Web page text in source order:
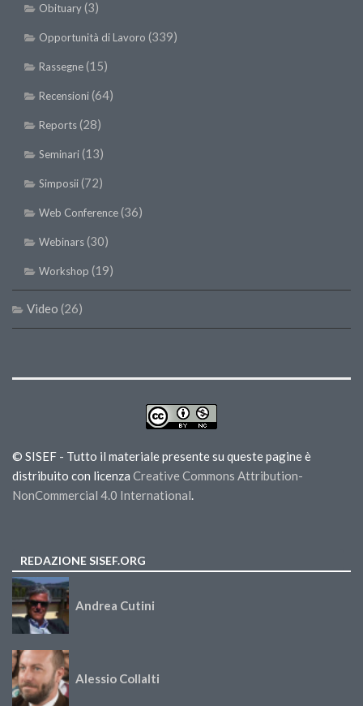
SISEF Notebook (Rassegna Stampa)
SISEF Eventi
SISEF@Facebook
Credits
Obituary(3)
Opportunità di Lavoro (339)
Rassegne(15)
Recensioni(64)
Reports(28)
Seminari(13)
Simposii(72)
Web Conference(36)
Webinars(30)
Workshop (19)
Video (26)
© SISEF - Tutto il materiale presente su queste pagine è
distribuito con licenza Creative Commons Attribution-
NonCommercial 4.0 International.
REDAZIONE SISEF.ORG
Andrea Cutini
Alessio Collalti